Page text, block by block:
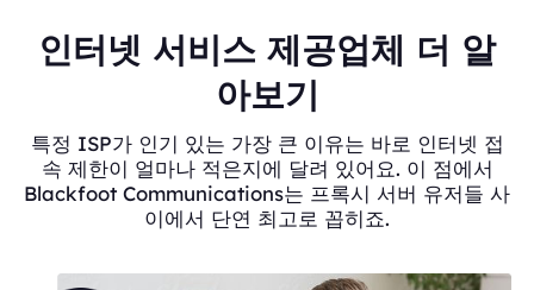
인터넷 서비스 제공업체 더 알
아보기
특정 ISP가 인기 있는 가장 큰 이유는 바로 인터넷 접
속 제한이 얼마나 적은지에 달려 있어요. 이 점에서
Blackfoot Communications는 프록시 서버 유저들 사
이에서 단연 최고로 꼽히죠.